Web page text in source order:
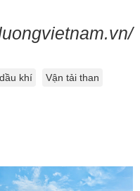
khí
Vận tải than